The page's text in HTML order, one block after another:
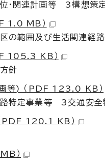
・関連計画等 3構想策
1.0 MB）
の範囲及び生活関連経路
105.3 KB）
針
等) （PDF 123.0 KB）
特定事業等 3交通安
PDF 120.1 KB）
）